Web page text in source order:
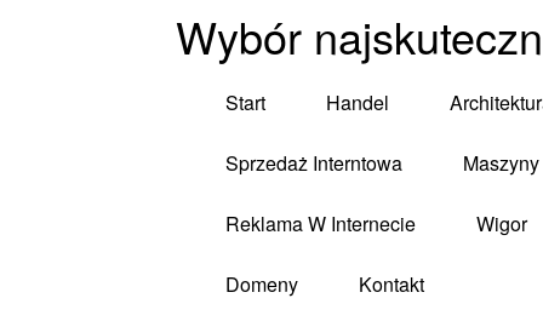
Wybór
Start Handel
Sprzedaż Interntowa
Reklama W Internecie Wigor
Domeny Kontakt